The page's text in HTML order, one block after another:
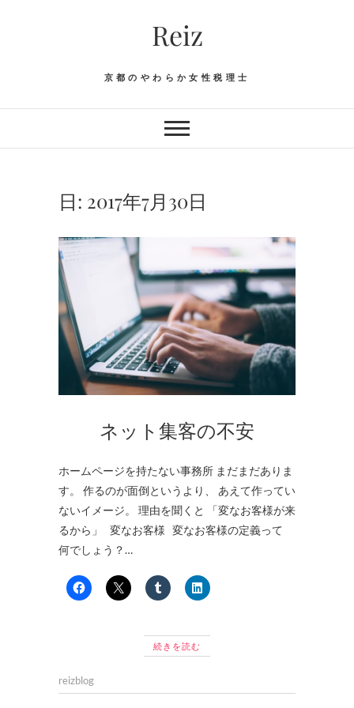
Reiz
京都のやわらか女性税理士
日: 2017年7月30日
ネット集客の不安
ホームページを持たない事務所 まだまだありま
す。 作るのが面倒というより、 あえて作ってい
ないイメージ。 理由を聞くと 「変なお客様が来
るから」 変なお客様 変なお客様の定義って
何でしょう？…
続きを読む
reizblog